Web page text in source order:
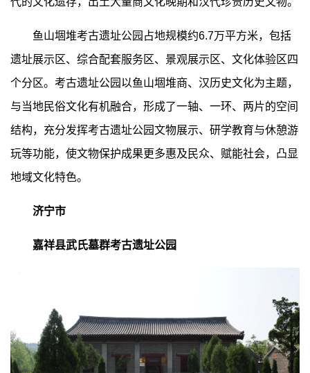
鱼山堌堆考古遗址公园占地规模约6.7万平方米，包括
遗址展示区、综合配套服务区、景观展示区、文化体验区四
个分区。考古遗址公园以鱼山堌堆商、汉历史文化为主题，
与当地民俗文化有机融合，形成了一轴、一环、两片的空间
结构，充分发挥考古遗址公园文物展示、研学教育与休憩游
玩等功能，使文物保护成果更多惠及民众、赋能社会，凸显
地域文化特色。
济宁市
嘉祥县武氏墓群考古遗址公园